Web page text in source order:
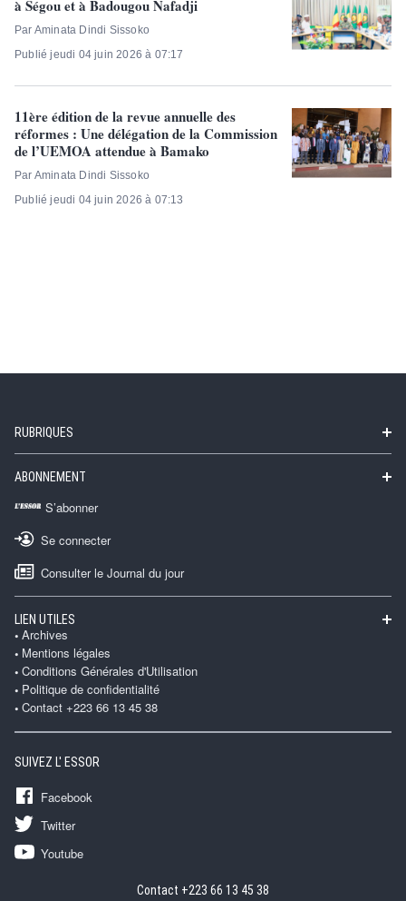
à Ségou et à Badougou Nafadji
Par Aminata Dindi Sissoko
Publié jeudi 04 juin 2026 à 07:17
11ère édition de la revue annuelle des
réformes : Une délégation de la Commission
de l’UEMOA attendue à Bamako
Par Aminata Dindi Sissoko
Publié jeudi 04 juin 2026 à 07:13
RUBRIQUES
ABONNEMENT
S’abonner
Se connecter
Consulter le Journal du jour
LIEN UTILES
Archives
Mentions légales
Conditions Générales d'Utilisation
Politique de confidentialité
Contact +223 66 13 45 38
SUIVEZ L' ESSOR
Facebook
Twitter
Youtube
Contact +223 66 13 45 38